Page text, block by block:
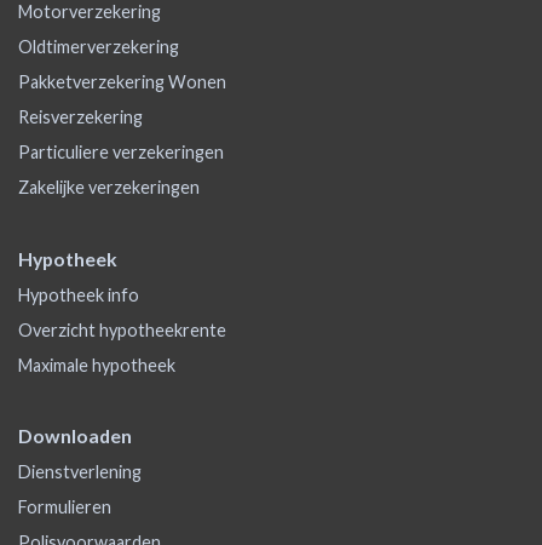
Motorverzekering
Oldtimerverzekering
Pakketverzekering Wonen
Reisverzekering
Particuliere verzekeringen
Zakelijke verzekeringen
Hypotheek
Hypotheek info
Overzicht hypotheekrente
Maximale hypotheek
Downloaden
Dienstverlening
Formulieren